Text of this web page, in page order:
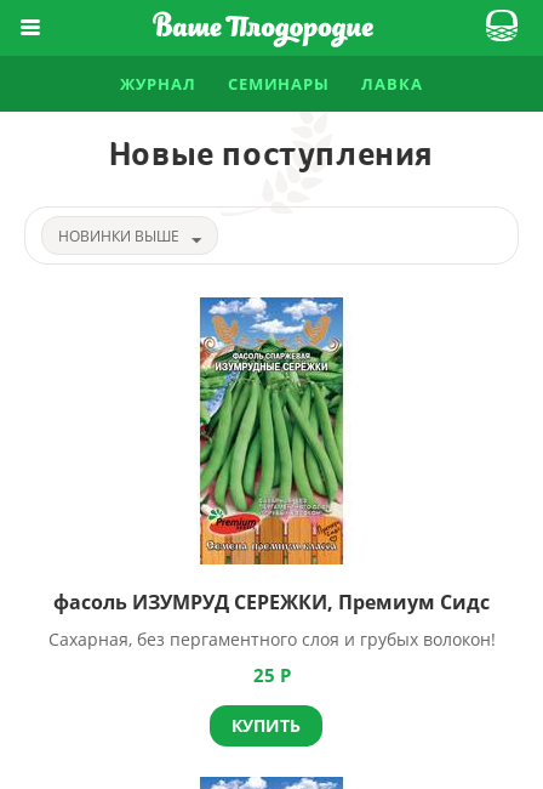
ЖУРНАЛ СЕМИНАРЫ ЛАВКА
Новые поступления
НОВИНКИ ВЫШЕ
фасоль ИЗУМРУД СЕРЕЖКИ, Премиум Сидс
Сахарная, без пергаментного слоя и грубых волокон!
25 Р
КУПИТЬ